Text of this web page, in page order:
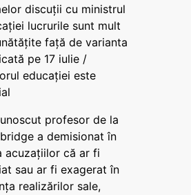
discuții cu ministrul
lucrurile sunt mult
față de varianta
pe 17 iulie /
educației este
profesor de la
a demisionat în
acuzațiilor că ar fi
sau ar fi exagerat în
realizărilor sale,